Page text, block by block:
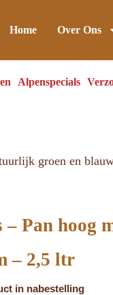
Home Over Ons
Alpenspecials
groen en
– Pan hoog
– 2,5 ltr
in nabestelling